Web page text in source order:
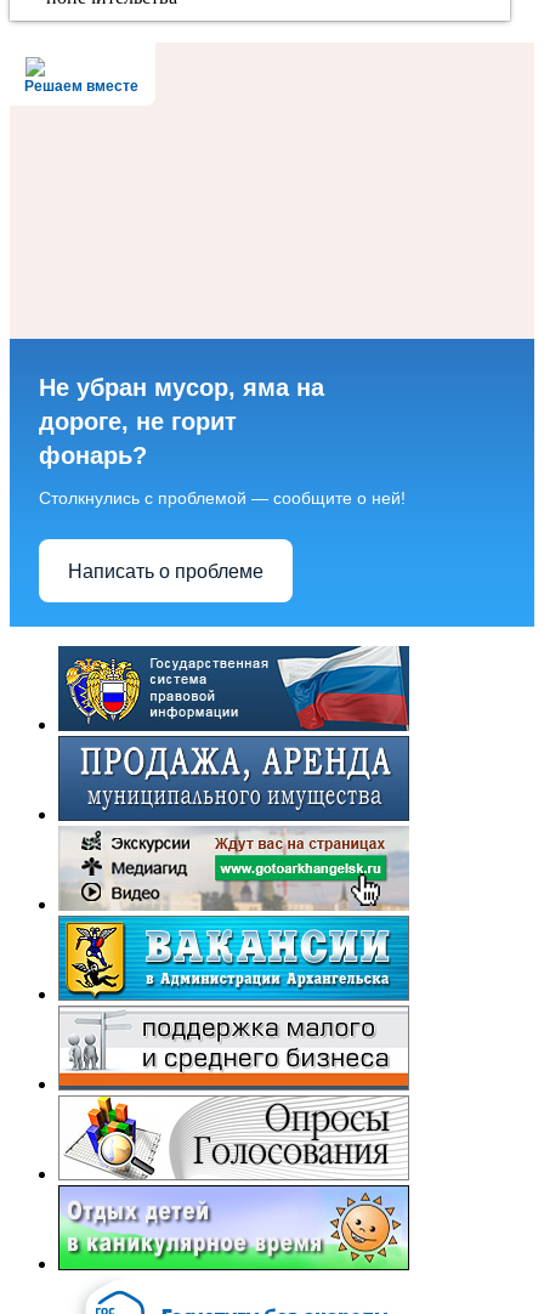
Решаем вместе
Не убран мусор, яма на
дороге, не горит
фонарь?
Столкнулись с проблемой — сообщите о ней!
Написать о проблеме